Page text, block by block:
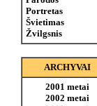
Portretas
Švietimas
Žvilgsnis
ARCHYVAI
2001 metai
2002 metai